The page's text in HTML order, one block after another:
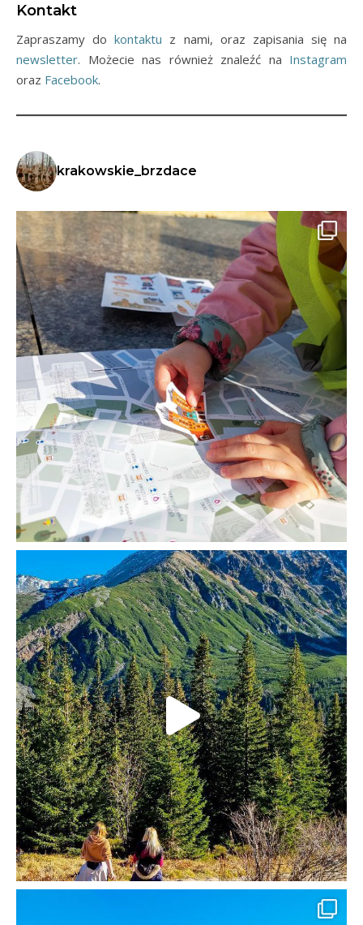
Kontakt
Zapraszamy dokontaktu z nami, oraz zapisania się na
newsletter. Możecie nas również znaleźć na Instagram
oraz Facebook.
krakowskie_brzdace